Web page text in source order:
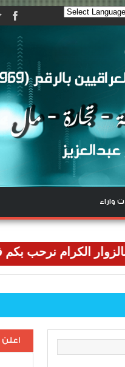
واراء
الكرام نرحب بكم في